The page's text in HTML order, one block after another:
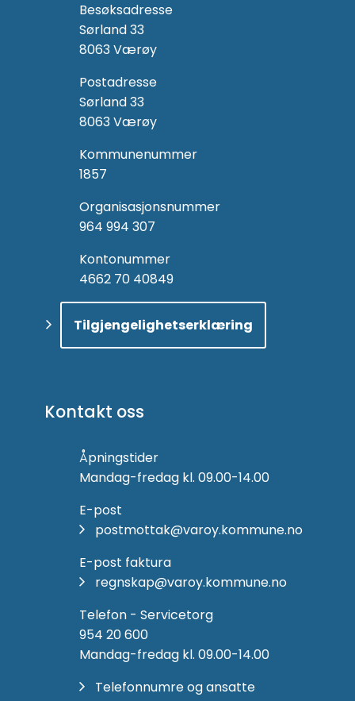
Besøksadresse
Sørland 33
8063 Værøy
Postadresse
Sørland 33
8063 Værøy
Kommunenummer
1857
Organisasjonsnummer
964 994 307
Kontonummer
4662 70 40849
Tilgjengelighetserklæring
Kontakt oss
Åpningstider
Mandag-fredag kl. 09.00-14.00
E-post
postmottak@varoy.kommune.no
E-post faktura
regnskap@varoy.kommune.no
Telefon - Servicetorg
954 20 600
Mandag-fredag kl. 09.00-14.00
Telefonnumre og ansatte